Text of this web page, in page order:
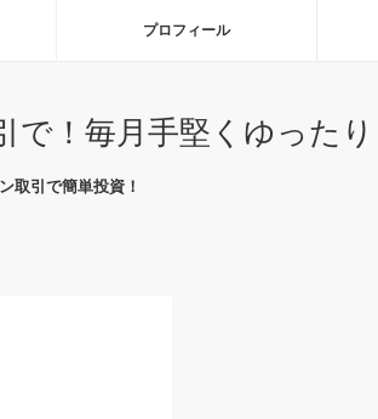
プロフィール
！毎月手堅くゆったり
取引で簡単投資！